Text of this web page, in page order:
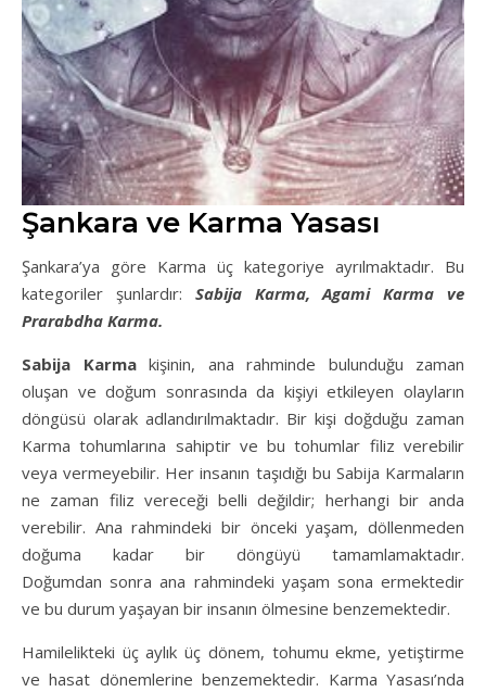
Şankara ve Karma Yasası
Şankara’ya göre Karma üç kategoriye ayrılmaktadır. Bu
kategoriler şunlardır: Sabija Karma, Agami Karma ve
Prarabdha Karma.
Sabija Karma kişinin, ana rahminde bulunduğu zaman
oluşan ve doğum sonrasında da kişiyi etkileyen olayların
döngüsü olarak adlandırılmaktadır. Bir kişi doğduğu zaman
Karma tohumlarına sahiptir ve bu tohumlar filiz verebilir
veya vermeyebilir. Her insanın taşıdığı bu Sabija Karmaların
ne zaman filiz vereceği belli değildir; herhangi bir anda
verebilir. Ana rahmindeki bir önceki yaşam, döllenmeden
doğuma kadar bir döngüyü tamamlamaktadır.
Doğumdan sonra ana rahmindeki yaşam sona ermektedir
ve bu durum yaşayan bir insanın ölmesine benzemektedir.
Hamilelikteki üç aylık üç dönem, tohumu ekme, yetiştirme
ve hasat dönemlerine benzemektedir. Karma Yasası’nda